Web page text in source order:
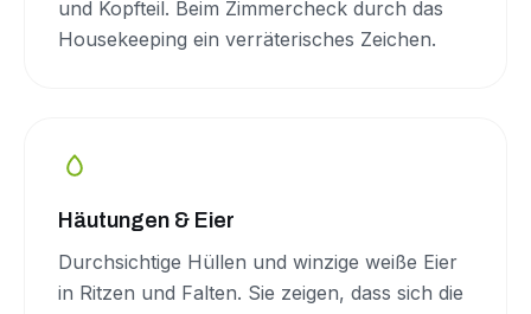
und Kopfteil. Beim Zimmercheck durch das
Housekeeping ein verräterisches Zeichen.
Häutungen & Eier
Durchsichtige Hüllen und winzige weiße Eier
in Ritzen und Falten. Sie zeigen, dass sich die